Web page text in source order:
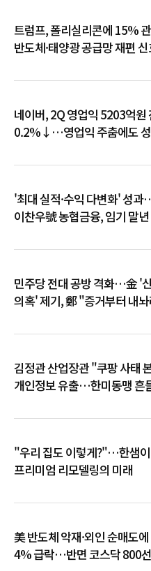
트럼프, 폴리실리콘에 15%
반도체·태양광 공급망 재편
네이버, 2Q 영업익 5203억원
0.2%↓…영업익 주춤에도
'최대 실적·수익 다변화' 성
이찬우號 농협금융, 임기 말
민주당 전대 공방 격화…金 '
의혹' 제기, 鄭 "증거부터 내
김정관 산업장관 "쿠팡 사태
개인정보 유출…한미동맹 흔
"우리 집도 이렇게?"…한샘
프리미엄 리모델링의 미래
美 반도체 악재·외인 순매도
4% 급락…반면 코스닥 800